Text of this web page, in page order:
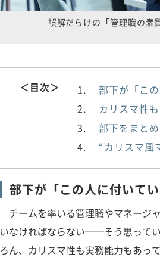
誤解だらけの「管理職の
＜目次＞
部下が「こ
カリスマ性
部下をまと
“カリスマ風
部下が「この人に付いて
チームを率いる管理職やマネージ
いなければならない──そう思って
ろん、カリスマ性も実務能力もあっ